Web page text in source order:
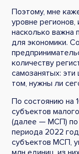
Поэтому, мне
уровне
насколько важна
для экономики.
количеству
самозанятых:
том, нужны ли
По состоянию на
субъектов
(далее — МСП) по
периода 2022
субъектов МСП,